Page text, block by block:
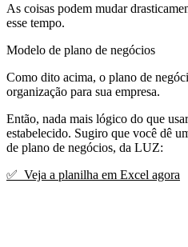
As coisas podem mudar
esse tempo.
Modelo de plano de negócios
Como dito acima, o plano de
organização para sua empresa.
Então, nada mais lógico do que
estabelecido. Sugiro que você dê
de plano de negócios, da LUZ:
✅ Veja a planilha em Excel agora